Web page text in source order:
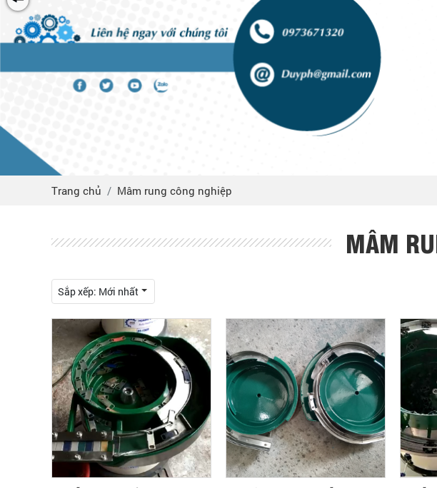
Trang chủ Mâm rung công nghiệp
MÂM
Sắp xếp: Mới nhất